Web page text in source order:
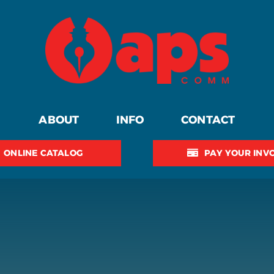
ABOUT INFO CONTACT
ONLINE CATALOG PAY YOUR